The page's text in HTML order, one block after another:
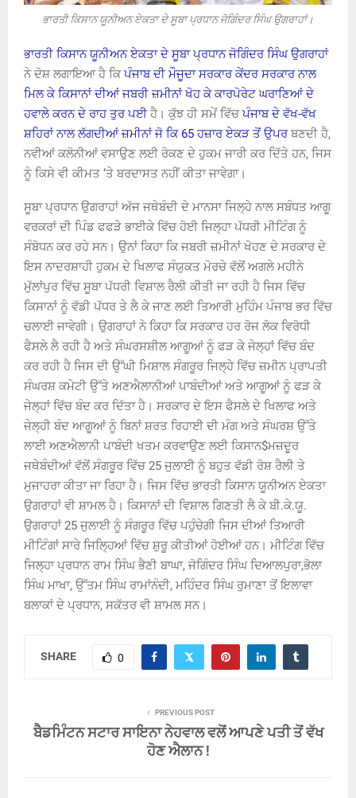
ਭਾਰਤੀ ਕਿਸਾਨ ਯੂਨੀਅਨ ਏਕਤਾ ਦੇ ਸੂਬਾ ਪ੍ਰਧਾਨ ਜੋਗਿੰਦਰ ਸਿੰਘ ਉਗਰਾਹਾਂ।
ਭਾਰਤੀ ਕਿਸਾਨ ਯੂਨੀਅਨ ਏਕਤਾ ਦੇ ਸੂਬਾ ਪ੍ਰਧਾਨ ਜੋਗਿੰਦਰ ਸਿੰਘ ਉਗਰਾਹਾਂ
ਨੇ ਦੋਸ਼ ਲਗਾਇਆ ਹੈ ਕਿਪੰਜਾਬ ਦੀ ਮੌਜੂਦਾ ਸਰਕਾਰ ਕੇਂਦਰ ਸਰਕਾਰ ਨਾਲ
ਮਿਲ ਕੇ ਕਿਸਾਨਾਂ ਦੀਆਂ ਜਬਰੀ ਜ਼ਮੀਨਾਂ ਖੋਹ ਕੇ ਕਾਰਪੋਰੇਟ ਘਰਾਣਿਆਂ ਦੇ
ਹਵਾਲੇ ਕਰਨ ਦੇ ਰਾਹ ਤੁਰ ਪਈਹੈ। ਕੁੱਝ ਹੀ ਸਮੇਂ ਵਿੱਚਪੰਜਾਬ ਦੇ ਵੱਖ-ਵੱਖ
ਸ਼ਹਿਰਾਂ ਨਾਲ ਲੱਗਦੀਆਂ ਜ਼ਮੀਨਾਂ ਜੋ ਕਿ 65 ਹਜ਼ਾਰ ਏਕੜ ਤੋਂ ਉਪਰਬਣਦੀ ਹੈ,
ਨਵੀਆਂ ਕਲੋਨੀਆਂ ਵਸਾਉਣ ਲਈ ਰੋਕਣ ਦੇ ਹੁਕਮ ਜਾਰੀ ਕਰ ਦਿੱਤੇ ਹਨ, ਜਿਸ
ਨੂੰ ਕਿਸੇ ਵੀ ਕੀਮਤ ‘ਤੇ ਬਰਦਾਸਤ ਨਹੀਂ ਕੀਤਾ ਜਾਵੇਗਾ।
ਸੂਬਾ ਪ੍ਰਧਾਨ ਉਗਰਾਹਾਂ ਅੱਜ ਜਥੇਬੰਦੀ ਦੇ ਮਾਨਸਾ ਜਿਲ੍ਹੇ ਨਾਲ ਸਬੰਧਤ ਆਗੂ
ਵਰਕਰਾਂ ਦੀ ਪਿੰਡ ਫਫੜੇ ਭਾਈਕੇ ਵਿੱਚ ਹੋਈ ਜਿਲ੍ਹਾ ਪੱਧਰੀ ਮੀਟਿੰਗ ਨੂੰ
ਸੰਬੋਧਨ ਕਰ ਰਹੇ ਸਨ। ਉਨਾਂ ਕਿਹਾ ਕਿ ਜਬਰੀ ਜ਼ਮੀਨਾਂ ਖੋਹਣ ਦੇ ਸਰਕਾਰ ਦੇ
ਇਸ ਨਾਦਰਸ਼ਾਹੀ ਹੁਕਮ ਦੇ ਖਿਲਾਫ ਸੰਯੁਕਤ ਮੋਰਚੇ ਵੱਲੋਂ ਅਗਲੇ ਮਹੀਨੇ
ਮੁੱਲਾਂਪੁਰ ਵਿੱਚ ਸੂਬਾ ਪੱਧਰੀ ਵਿਸ਼ਾਲ ਰੈਲੀ ਕੀਤੀ ਜਾ ਰਹੀ ਹੈ ਜਿਸ ਵਿੱਚ
ਕਿਸਾਨਾਂ ਨੂੰ ਵੱਡੀ ਪੱਧਰ ਤੇ ਲੈ ਕੇ ਜਾਣ ਲਈ ਤਿਆਰੀ ਮੁਹਿੰਮ ਪੰਜਾਬ ਭਰ ਵਿੱਚ
ਚਲਾਈ ਜਾਵੇਗੀ। ਉਗਰਾਹਾਂ ਨੇ ਕਿਹਾ ਕਿ ਸਰਕਾਰ ਹਰ ਰੋਜ ਲੋਕ ਵਿਰੋਧੀ
ਫੈਸਲੇ ਲੈ ਰਹੀ ਹੈ ਅਤੇ ਸੰਘਰਸਸ਼ੀਲ ਆਗੂਆਂ ਨੂੰ ਫੜ ਕੇ ਜੇਲ੍ਹਾਂ ਵਿੱਚ ਬੰਦ
ਕਰ ਰਹੀ ਹੈ ਜਿਸ ਦੀ ਉੱਘੀ ਮਿਸ਼ਾਲ ਸੰਗਰੂਰ ਜਿਲ੍ਹੇ ਵਿੱਚ ਜ਼ਮੀਨ ਪ੍ਰਾਪਤੀ
ਸੰਘਰਸ਼ ਕਮੇਟੀ ਉੱਤੇ ਅਣਐਲਾਨੀਆਂ ਪਾਬੰਦੀਆਂ ਅਤੇ ਆਗੂਆਂ ਨੂੰ ਫੜ ਕੇ
ਜੇਲ੍ਹਾਂ ਵਿੱਚ ਬੰਦ ਕਰ ਦਿੱਤਾ ਹੈ। ਸਰਕਾਰ ਦੇ ਇਸ ਫੈਸਲੇ ਦੇ ਖਿਲਾਫ ਅਤੇ
ਜੇਲ੍ਹੀ ਬੰਦ ਆਗੂਆਂ ਨੂੰ ਬਿਨਾਂ ਸ਼ਰਤ ਰਿਹਾਈ ਦੀ ਮੰਗ ਅਤੇ ਸੰਘਰਸ਼ ਉੱਤੇ
ਲਾਈ ਅਣਐਲਾਨੀ ਪਾਬੰਦੀ ਖਤਮ ਕਰਵਾਉਣ ਲਈ ਕਿਸਾਨ$ਮਜ਼ਦੂਰ
ਜਥੇਬੰਦੀਆਂ ਵੱਲੋਂ ਸੰਗਰੂਰ ਵਿੱਚ 25 ਜੁਲਾਈ ਨੂੰ ਬਹੁਤ ਵੱਡੀ ਰੋਸ਼ ਰੈਲੀ ਤੇ
ਮੁਜਾਹਰਾ ਕੀਤਾ ਜਾ ਰਿਹਾ ਹੈ। ਜਿਸ ਵਿੱਚ ਭਾਰਤੀ ਕਿਸਾਨ ਯੂਨੀਅਨ ਏਕਤਾ
ਉਗਰਾਹਾਂ ਵੀ ਸ਼ਾਮਲ ਹੈ। ਕਿਸਾਨਾਂ ਦੀ ਵਿਸ਼ਾਲ ਗਿਣਤੀ ਲੈ ਕੇ ਬੀ.ਕੇ.ਯੂ.
ਉਗਰਾਹਾਂ 25 ਜੁਲਾਈ ਨੂੰ ਸੰਗਰੂਰ ਵਿੱਚ ਪਹੁੰਚੇਗੀ ਜਿਸ ਦੀਆਂ ਤਿਆਰੀ
ਮੀਟਿੰਗਾਂ ਸਾਰੇ ਜਿਲ੍ਹਿਆਂ ਵਿੱਚ ਸ਼ੁਰੂ ਕੀਤੀਆਂ ਹੋਈਆਂ ਹਨ। ਮੀਟਿੰਗ ਵਿੱਚ
ਜਿਲ੍ਹਾ ਪ੍ਰਧਾਨ ਰਾਮ ਸਿੰਘ ਭੈਣੀ ਬਾਘਾ, ਜੋਗਿੰਦਰ ਸਿੰਘ ਦਿਆਲਪੁਰਾ,ਭੋਲਾ
ਸਿੰਘ ਮਾਖਾ, ਉੱਤਮ ਸਿੰਘ ਰਾਮਾਂਨੰਦੀ, ਮਹਿੰਦਰ ਸਿੰਘ ਰੁਮਾਣਾ ਤੋਂ ਇਲਾਵਾ
ਬਲਾਕਾਂ ਦੇ ਪ੍ਰਧਾਨ, ਸਕੱਤਰ ਵੀ ਸ਼ਾਮਲ ਸਨ।
SHARE 0
PREVIOUS POST
ਬੈਡਮਿੰਟਨ ਸਟਾਰ ਸਾਇਨਾ ਨੇਹਵਾਲ ਵਲੋਂ ਆਪਣੇ ਪਤੀ ਤੋਂ ਵੱਖ
ਹੋਣ ਐਲਾਨ !